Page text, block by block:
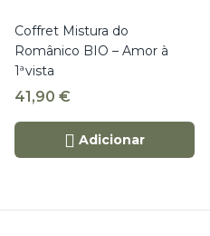
Coffret Mistura do
Românico BIO – Amor à
1ªvista
41,90 €
Adicionar